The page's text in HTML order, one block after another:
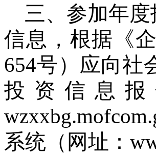
三、参加年
信息，根据《
654号）应向社
投资信息
系统（网址：